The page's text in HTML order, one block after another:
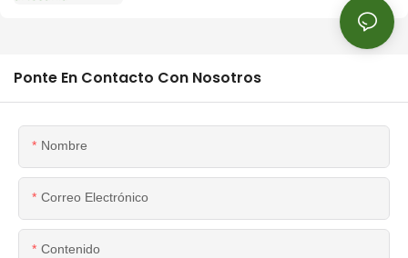
Ponte En Contacto Con Nosotros
Nombre
Correo Electrónico
Contenido